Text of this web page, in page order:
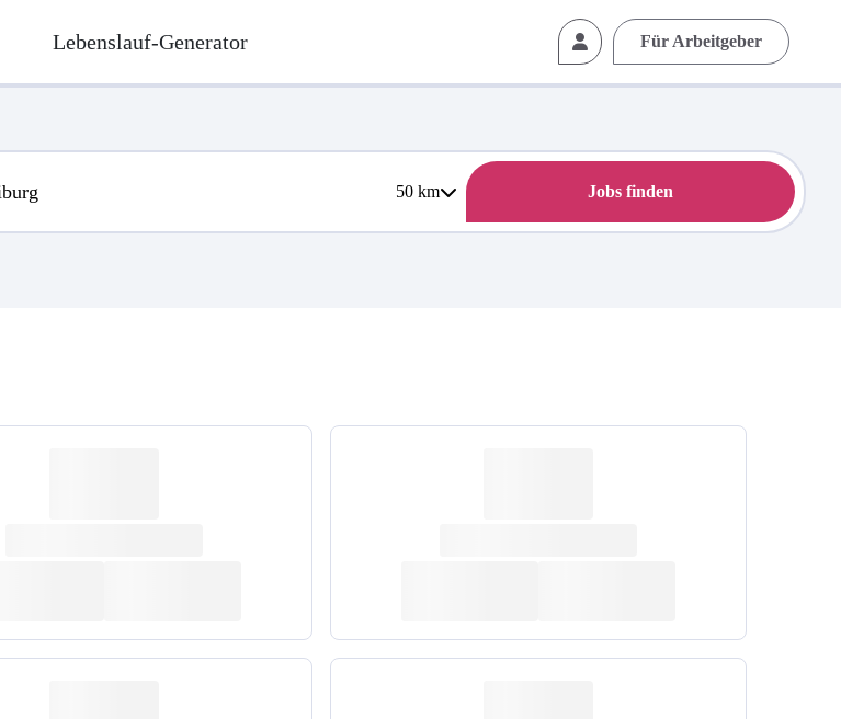
Lebenslauf-Generator Für Arbeitgeber
50km Jobs finden